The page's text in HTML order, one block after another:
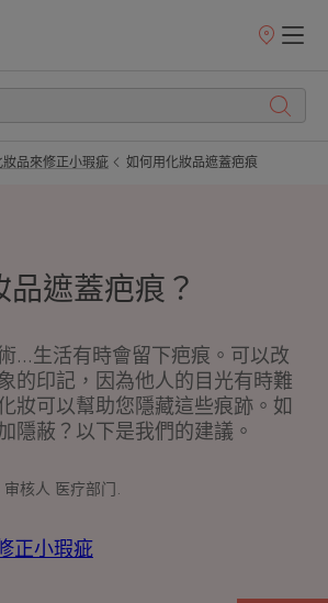
銷
妝品來修正小瑕疵 如何用化妝品遮蓋疤痕
品遮蓋疤痕？
...生活有時會留下疤痕。可以改
的印記，因為他人的目光有時難
妝可以幫助您隱藏這些痕跡。如
隱蔽？以下是我們的建議。
审核人 医疗部门
正小瑕疵